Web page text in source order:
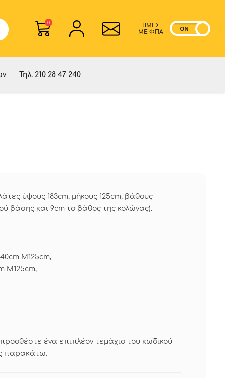
0
ΤΙΜΕΣ
ME ΦΠΑ
ON
Τηλ. 210 28 47 240
ύψους 183cm, μήκους 125cm, βάθους
βάσης και 9cm το βάθος της κολώνας).
Μ125cm,
Μ125cm,
ένα επιπλέον τεμάχιο του κωδικού
παρακάτω.